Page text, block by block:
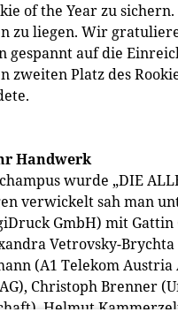
of the Year zu
zu liegen. Wir
auf die
zweiten Platz des
Handwerk
wurde „DIE
verwickelt sah man
GmbH) mit
Vetrovsky-Brychta
(A1 Telekom Austria
Christoph Brenner
Helmut